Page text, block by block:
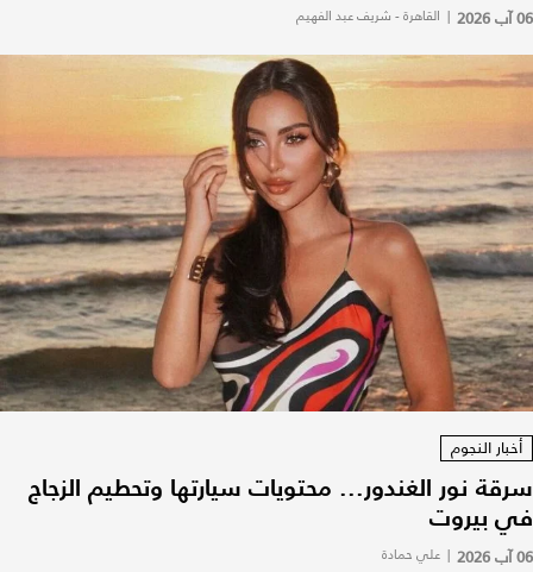
06 آب 2026 | القاهرة - شريف عبد الفهيم
أخبار النجوم
سرقة نور الغندور... محتويات سيارتها وتحطيم الزجاج
في بيروت
06 آب 2026 | علي حمادة